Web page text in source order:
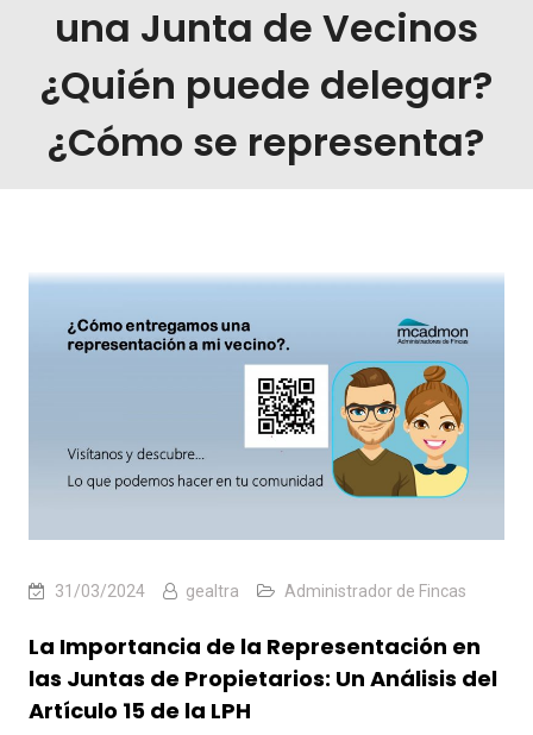
una Junta de Vecinos
¿Quién puede delegar?
¿Cómo se representa?
31/03/2024 gealtra Administrador de Fincas
La Importancia de la Representación en
las Juntas de Propietarios: Un Análisis del
Artículo 15 de la LPH